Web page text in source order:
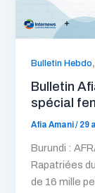
Bulletin Hebdo
Bulletin
spécial
Afia Amani/ 29
Burundi :
Rapatriées
de 16 mille